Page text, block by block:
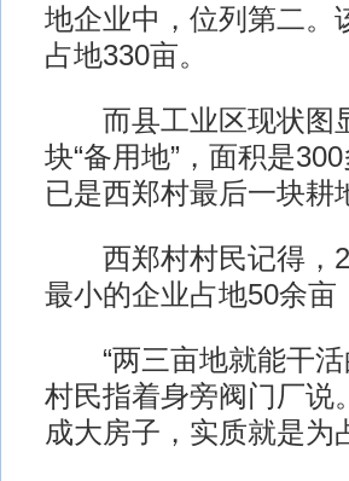
地企业中，位列第二。
占地330亩。
而县工业区现状图
块“备用地”，面积是
已是西郑村最后一块耕
西郑村村民记得，
最小的企业占地50余
“两三亩地就能干活
村民指着身旁阀门厂说
成大房子，实质就是为